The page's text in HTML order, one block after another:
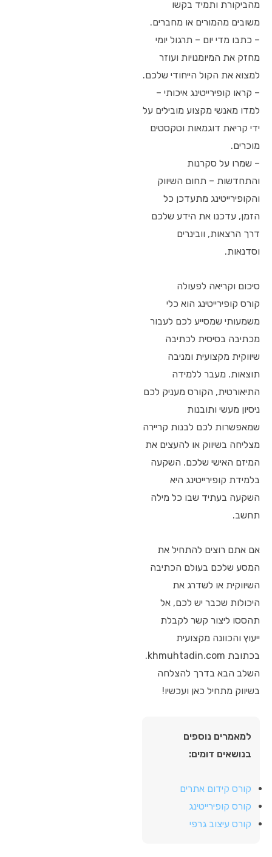
מהביקורת ותמיד בקשו
משובים מהמורים או מחברים.
– כתבו מדי יום – תרגול יומי
מחזק את המיומנויות ועוזר
למצוא את הקול הייחודי שלכם.
– קראו קופירייטינג איכותי –
למדו מאנשי מקצוע מובילים על
ידי קריאת דוגמאות וטקסטים
מוכרים.
– שמרו על סקרנות
והתחדשות – תחום השיווק
והקופירייטינג מתעדכן כל
הזמן, עדכנו את הידע שלכם
דרך הרצאות, וובינרים
וסדנאות.
סיכום וקריאה לפעולה
קורס קופירייטינג הוא כלי
משמעותי שמסייע לכם לעבור
מכתיבה בסיסית לכתיבה
שיווקית מקצועית ומניבה
תוצאות. מעבר ללמידה
התיאורטית, הקורס מעניק לכם
ניסיון מעשי ותובנות
שמאפשרות לכם לבנות קריירה
מצליחה בשיווק או להעצים את
המיזם האישי שלכם. השקעה
בלמידת קופירייטינג היא
השקעה בעתיד שבו כל מילה
תחשב.
אם אתם רוצים להתחיל את
המסע שלכם בעולם הכתיבה
השיווקית או לשדרג את
היכולות שכבר יש לכם, אל
תהססו ליצור קשר לקבלת
ייעוץ והכוונה מקצועית
בכתובת khmuhtadin.com.
השלב הבא בדרך להצלחה
בשיווק מתחיל כאן ועכשיו!
למאמרים נוספים
בנושאים דומים:
קורס קידום אתרים
קורס קופירייטינג
קורס עיצוב גרפי